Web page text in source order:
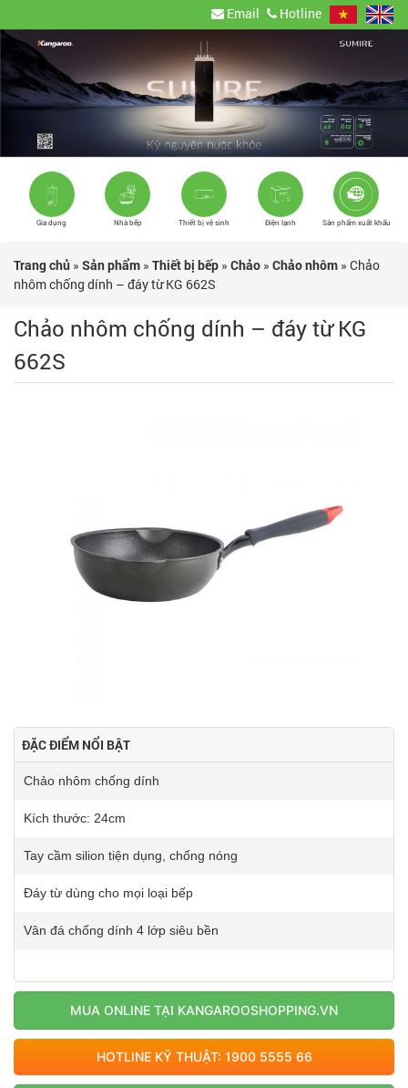
Email Hotline
Gia dụng Nhà bếp Thiết bị vệ sinh Điện lạnh Sản phẩm xuất khẩu
Trang chủ » Sản phẩm » Thiết bị bếp » Chảo » Chảo nhôm » Chảo
nhôm chống dính – đáy từ KG 662S
Chảo nhôm chống dính – đáy từ KG
662S
ĐẶC ĐIỂM NỔI BẬT
Chảo nhôm chống dính
Kích thước: 24cm
Tay cầm silion tiện dụng, chống nóng
Đáy từ dùng cho mọi loại bếp
Vân đá chống dính 4 lớp siêu bền
MUA ONLINE TẠI KANGAROOSHOPPING.VN
HOTLINE KỸ THUẬT: 1900 5555 66